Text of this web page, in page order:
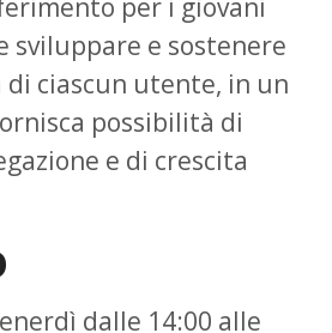
per i giovani
sviluppare e sostenere
ciascun utente, in un
possibilità di
e di crescita
dalle 14:00 alle